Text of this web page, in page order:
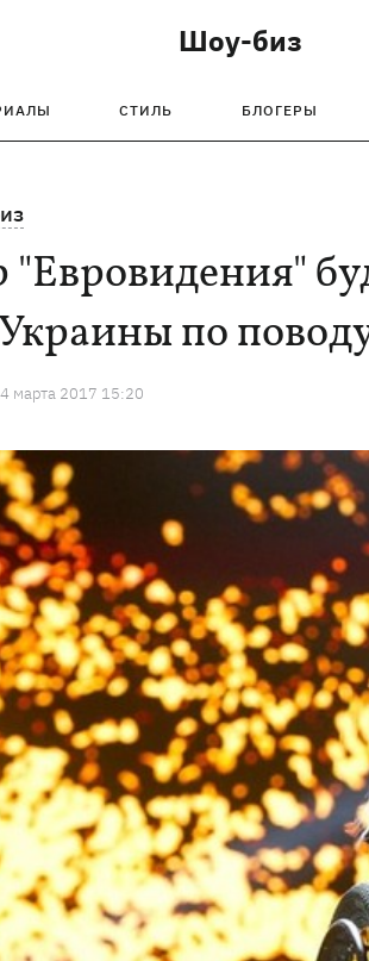
Шоу-биз
СТИЛЬ БЛОГЕРЫ
по
марта 2017 15:20